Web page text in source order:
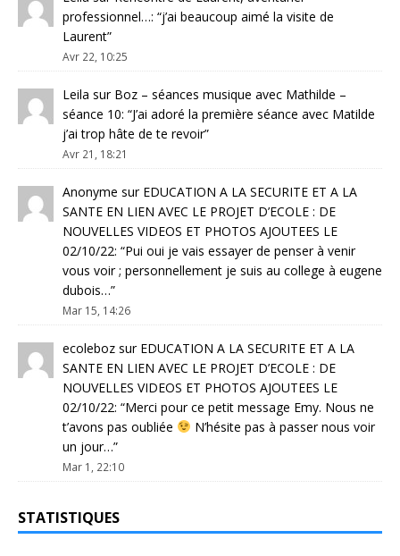
professionnel…: “j’ai beaucoup aimé la visite de
Laurent”
Avr 22, 10:25
Leila sur Boz – séances musique avec Mathilde –
séance 10: “J’ai adoré la première séance avec Matilde
j’ai trop hâte de te revoir”
Avr 21, 18:21
Anonyme sur EDUCATION A LA SECURITE ET A LA
SANTE EN LIEN AVEC LE PROJET D’ECOLE : DE
NOUVELLES VIDEOS ET PHOTOS AJOUTEES LE
02/10/22: “Pui oui je vais essayer de penser à venir
vous voir ; personnellement je suis au college à eugene
dubois…”
Mar 15, 14:26
ecoleboz sur EDUCATION A LA SECURITE ET A LA
SANTE EN LIEN AVEC LE PROJET D’ECOLE : DE
NOUVELLES VIDEOS ET PHOTOS AJOUTEES LE
02/10/22: “Merci pour ce petit message Emy. Nous ne
t’avons pas oubliée
N’hésite pas à passer nous voir
un jour…”
Mar 1, 22:10
STATISTIQUES